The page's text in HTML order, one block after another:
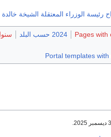
الوزراء المعتقلة الشيخة خالدة
Pages with 2024 حسب البلد سنوات
Portal templates